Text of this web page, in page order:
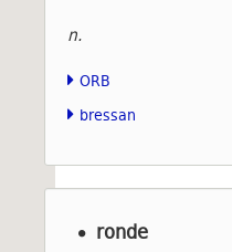
n.
ORB
bressan
ronde